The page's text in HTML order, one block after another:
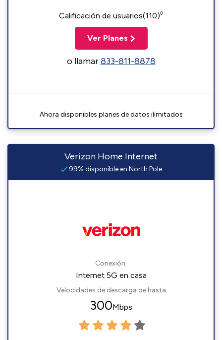
Calificación de usuarios(110)◊
Ver Planes
o llamar833-811-8878
Ahora disponibles planes de datos ilimitados
Verizon Home Internet
99% disponible en North Pole
Conexión:
Internet 5G en casa
Velocidades de descarga de hasta
300Mbps